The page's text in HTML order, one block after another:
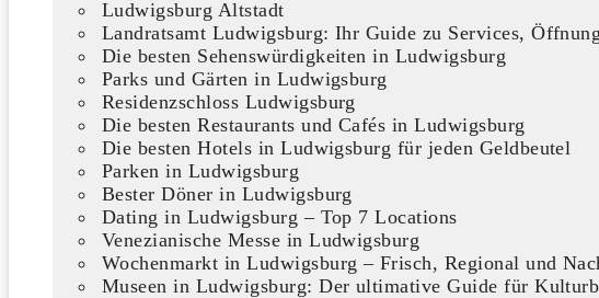
Ludwigsburg Altstadt
Landratsamt Ludwigsburg: Ihr Guide zu Services,
Die besten Sehenswürdigkeiten in Ludwigsburg
Parks und Gärten in Ludwigsburg
Residenzschloss Ludwigsburg
Die besten Restaurants und Cafés in Ludwigsburg
Die besten Hotels in Ludwigsburg für jeden Geldbeutel
Parken in Ludwigsburg
Bester Döner in Ludwigsburg
Dating in Ludwigsburg – Top 7 Locations
Venezianische Messe in Ludwigsburg
Wochenmarkt in Ludwigsburg – Frisch, Regional und
Museen in Ludwigsburg: Der ultimative Guide für